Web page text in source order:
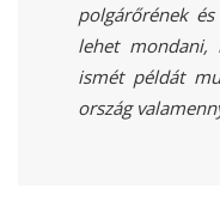
polgárőrének
lehet mondani,
ismét példát
ország